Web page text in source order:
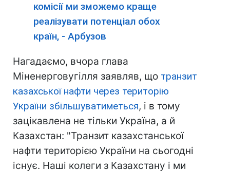
комісії ми зможемо краще
реалізувати потенціал обох
країн, - Арбузов
Нагадаємо, вчора глава
Міненерговугілля заявляв, що транзит
казахської нафти через територію
України збільшуватиметься, і в тому
зацікавлена ​​не тільки Україна, а й
Казахстан: "Транзит казахстанської
нафти територією України на сьогодні
існує. Наші колеги з Казахстану і ми